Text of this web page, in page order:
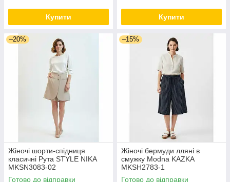
Купити Купити
–20%
Жіночі шорти-спідниця
класичні Рута STYLE NIKA
MKSN3083-02
Готово до відправки
–15%
Жіночі бермуди лляні в
смужку Modna KAZKA
MKSH2783-1
Готово до відправки